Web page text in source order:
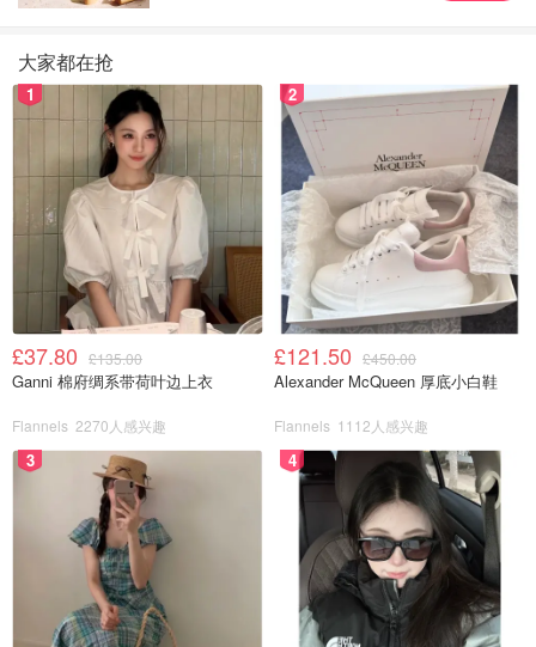
大家都在抢
1
£37.80 £135.00
Ganni 棉府绸系带荷叶边上衣
Flannels 2270人感兴趣
2
£121.50 £450.00
Alexander McQueen 厚底小白鞋
Flannels 1112人感兴趣
3 4